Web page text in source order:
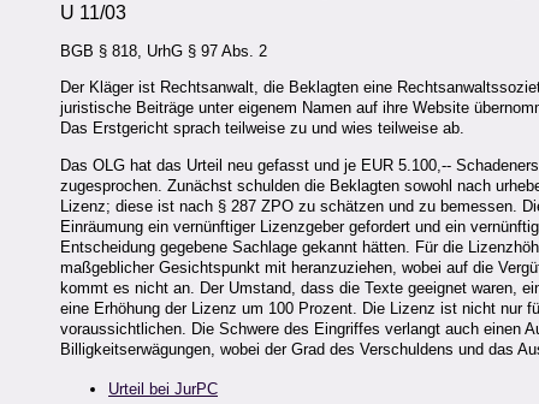
U 11/03
BGB § 818, UrhG § 97 Abs. 2
Der Kläger ist Rechtsanwalt, die Beklagten eine
juristische Beiträge unter eigenem Namen auf ihre Website
Das Erstgericht sprach teilweise zu und wies teilweise ab.
Das OLG hat das Urteil neu gefasst und je EUR 5.100,--
zugesprochen. Zunächst schulden die Beklagten sowohl nach
Lizenz; diese ist nach § 287 ZPO zu schätzen und zu bemessen.
Einräumung ein vernünftiger Lizenzgeber gefordert und ein
Entscheidung gegebene Sachlage gekannt hätten. Für die
maßgeblicher Gesichtspunkt mit heranzuziehen, wobei auf die
kommt es nicht an. Der Umstand, dass die Texte geeignet waren,
eine Erhöhung der Lizenz um 100 Prozent. Die Lizenz ist nicht nur
voraussichtlichen. Die Schwere des Eingriffes verlangt auch einen
Billigkeitserwägungen, wobei der Grad des Verschuldens und das
Urteil bei JurPC